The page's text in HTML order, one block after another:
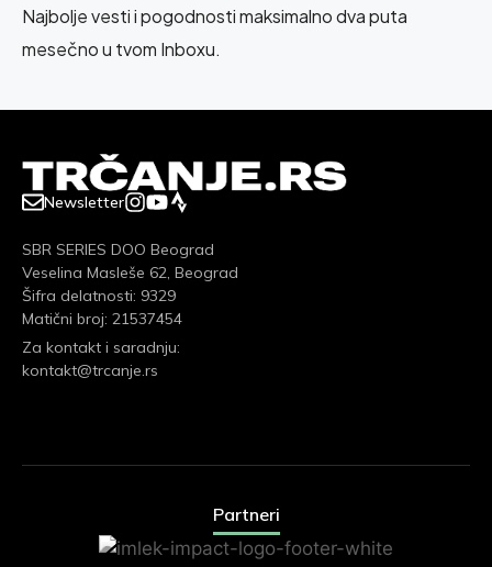
Najbolje vesti i pogodnosti maksimalno dva puta
mesečno u tvom Inboxu.
Newsletter
SBR SERIES DOO Beograd
Veselina Masleše 62, Beograd
Šifra delatnosti: 9329
Matični broj: 21537454
Za kontakt i saradnju:
kontakt@trcanje.rs
Partneri